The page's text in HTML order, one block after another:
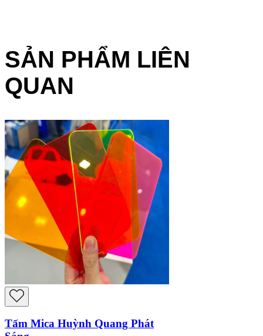
SẢN PHẨM LIÊN
QUAN
Tấm Mica Huỳnh Quang Phát